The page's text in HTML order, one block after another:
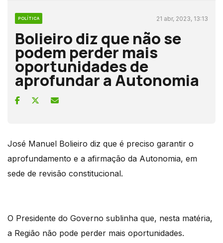
POLÍTICA 21 abr, 2023, 13:13
Bolieiro diz que não se
podem perder mais
oportunidades de
aprofundar a Autonomia
José Manuel Bolieiro diz que é preciso garantir o
aprofundamento e a afirmação da Autonomia, em
sede de revisão constitucional.
O Presidente do Governo sublinha que, nesta matéria,
a Região não pode perder mais oportunidades.